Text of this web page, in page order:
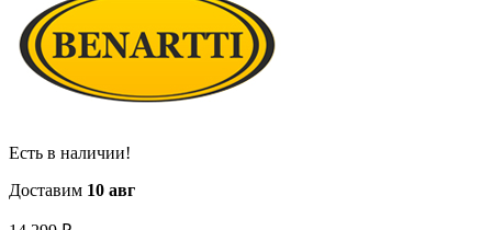
Есть в наличии!
Доставим 10 авг